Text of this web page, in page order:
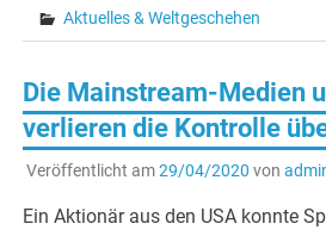
Aktuelles & Weltgeschehen
Die Mainstream-Medien
verlieren die Kontrolle
Veröffentlicht am29/04/2020 von
Ein Aktionär aus den USA konnte